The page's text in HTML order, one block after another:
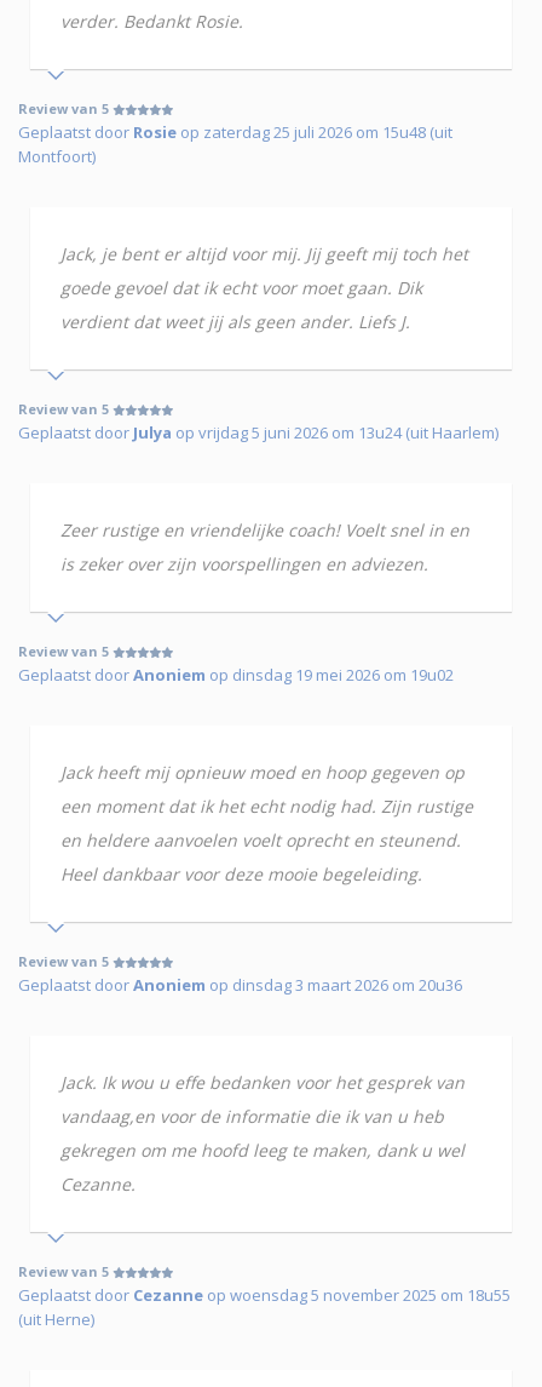
verder. Bedankt Rosie.
Review van 5
Geplaatst door Rosie op zaterdag 25 juli 2026 om 15u48 (uit
Montfoort)
Jack, je bent er altijd voor mij. Jij geeft mij toch het
goede gevoel dat ik echt voor moet gaan. Dik
verdient dat weet jij als geen ander. Liefs J.
Review van 5
Geplaatst door Julya op vrijdag 5 juni 2026 om 13u24 (uit Haarlem)
Zeer rustige en vriendelijke coach! Voelt snel in en
is zeker over zijn voorspellingen en adviezen.
Review van 5
Geplaatst doorAnoniem op dinsdag 19 mei 2026 om 19u02
Jack heeft mij opnieuw moed en hoop gegeven op
een moment dat ik het echt nodig had. Zijn rustige
en heldere aanvoelen voelt oprecht en steunend.
Heel dankbaar voor deze mooie begeleiding.
Review van 5
Geplaatst doorAnoniem op dinsdag 3 maart 2026 om 20u36
Jack. Ik wou u effe bedanken voor het gesprek van
vandaag,en voor de informatie die ik van u heb
gekregen om me hoofd leeg te maken, dank u wel
Cezanne.
Review van 5
Geplaatst door Cezanne op woensdag 5 november 2025 om 18u55
(uit Herne)